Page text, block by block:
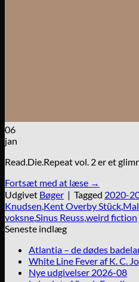
06
jan
Read.Die.Repeat vol. 2 er et
Fortsæt med at læse →
Udgivet Bøger | Tagged 2020-
Knudsen,Kent Overby Stück,
voksne,Sinus Reuss,weird fiction
Seneste indlæg
Atlantia – de dødes
White Line Fever af K. C.
Nye udgivelser 2026-08